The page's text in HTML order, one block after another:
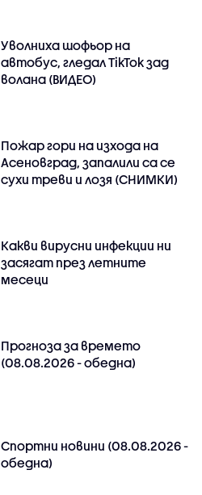
Уволниха шофьор на
автобус, гледал TikTok зад
волана (ВИДЕО)
Пожар гори на изхода на
Асеновград, запалили са се
сухи треви и лозя (СНИМКИ)
Какви вирусни инфекции ни
засягат през летните
месеци
Прогноза за времето
(08.08.2026 - обедна)
Спортни новини (08.08.2026 -
обедна)